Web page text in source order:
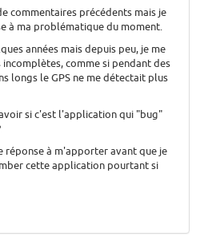
commentaires précédents mais je
à ma problématique du moment.
années mais depuis peu, je me
comme si pendant des
longs le GPS ne me détectait plus
si c'est l'application qui "bug"
réponse à m'apporter avant que je
cette application pourtant si